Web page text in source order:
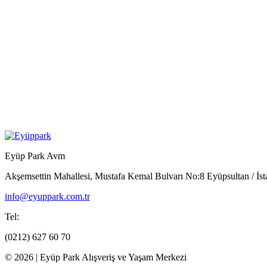
Eyüp Park Avm
Akşemsettin Mahallesi, Mustafa Kemal Bulvarı No:8 Eyüpsultan /
info@eyuppark.com.tr
Tel:
(0212) 627 60 70
© 2026 | Eyüp Park Alışveriş ve Yaşam Merkezi